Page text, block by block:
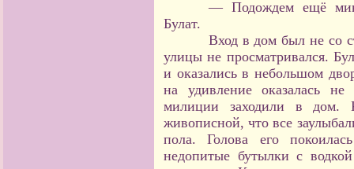
— Подождем ещё
Булат.
Вход в дом был не со
улицы не просматривался.
и оказались в небольшом
на удивление оказалась
милиции заходили в дом.
живописной, что все
пола. Голова его
недопитые бутылки с